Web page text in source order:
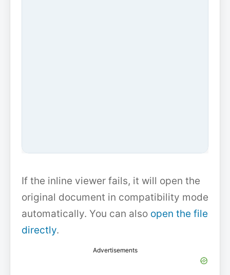
If the inline viewer fails, it will open the
original document in compatibility mode
automatically. You can also open the file
directly.
Advertisements